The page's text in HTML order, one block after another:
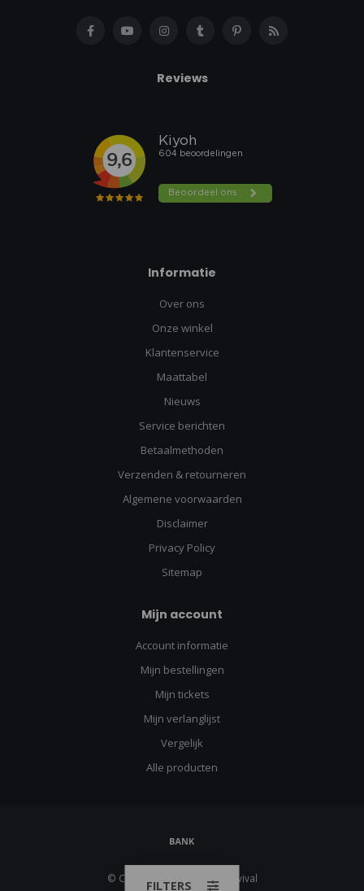
Reviews
Informatie
Over ons
Onze winkel
Klantenservice
Maattabel
Nieuws
Service berichten
Betaalmethoden
Verzenden & retourneren
Algemene voorwaarden
Disclaimer
Privacy Policy
Sitemap
Mijn account
Account informatie
Mijn bestellingen
Mijn tickets
Mijn verlanglijst
Vergelijk
Alle producten
© Copyright 2026 Urban Survival
FILTERS